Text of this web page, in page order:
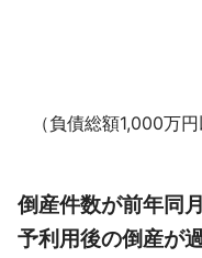
（負債総額1,000万
倒産件数が前年同
予利用後の倒産が